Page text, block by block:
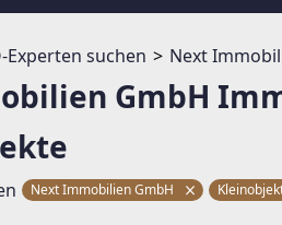
Experten suchen Next
GmbH
Next Immobilien GmbH